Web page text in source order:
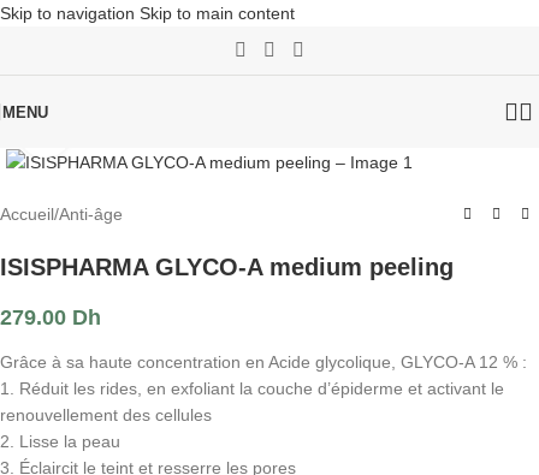
Skip to navigation Skip to main content
MENU
Accueil/Anti-âge
ISISPHARMA GLYCO-A medium peeling
279.00 Dh
Grâce à sa haute concentration en Acide glycolique, GLYCO-A 12 % :
1. Réduit les rides, en exfoliant la couche d’épiderme et activant le
renouvellement des cellules
2. Lisse la peau
3. Éclaircit le teint et resserre les pores